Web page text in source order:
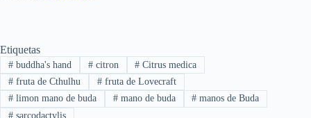
Etiquetas
#buddha's hand #citron # Citrus medica
#fruta de Cthulhu #fruta de Lovecraft
#limon mano de buda #mano de buda # manos de Buda
#sarcodactylis